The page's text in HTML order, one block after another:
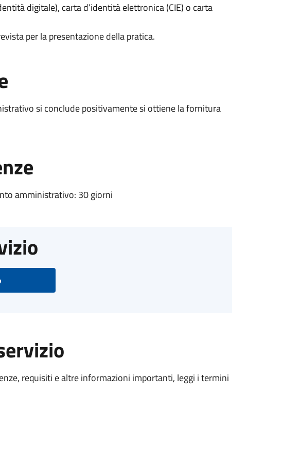
digitale), carta d’identità elettronica (CIE) o carta
per la presentazione della pratica.
si conclude positivamente si ottiene la fornitura
amministrativo: 30 giorni
requisiti e altre informazioni importanti, leggi i termini